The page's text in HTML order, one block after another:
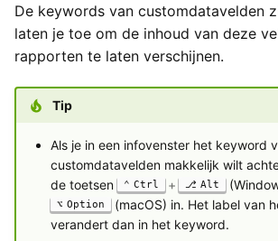
De keywords van customdatavelden
laten je toe om de inhoud van deze
rapporten te laten verschijnen.
Tip
Als je in een infovenster het keyword
customdatavelden makkelijk wilt
de toetsen
Ctrl + Alt
Option
(macOS) in. Het label van
verandert dan in het keyword.